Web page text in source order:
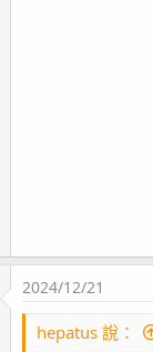
2024/12/21
hepatus 說：